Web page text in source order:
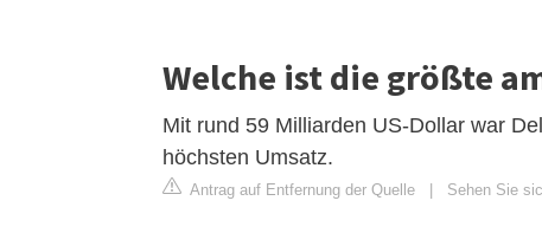
Welche ist die größte
Mit rund 59 Milliarden US-Dollar war
höchsten Umsatz.
Antrag auf Entfernung der Quelle Sehen Sie